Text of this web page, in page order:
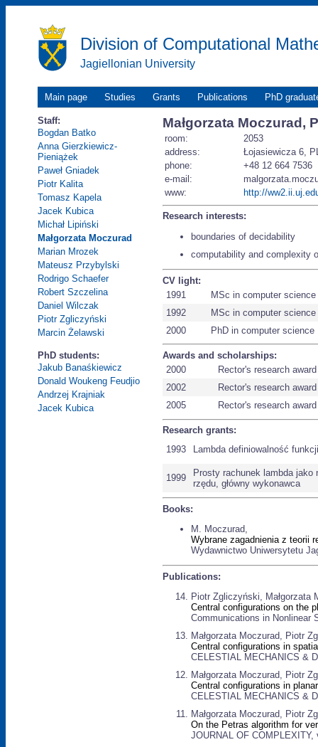
Division of Computational
Jagiellonian University
Main page Studies Grants Publications PhD
Staff:
Bogdan Batko
Anna Gierzkiewicz-
Pieniążek
Paweł Gniadek
Piotr Kalita
Tomasz Kapela
Jacek Kubica
Michał Lipiński
Małgorzata Moczurad
Marian Mrozek
Mateusz Przybylski
Rodrigo Schaefer
Robert Szczelina
Daniel Wilczak
Piotr Zgliczyński
Marcin Żelawski
PhD students:
Jakub Banaśkiewicz
Donald Woukeng Feudjio
Andrzej Krajniak
Jacek Kubica
Małgorzata Moczurad,
room:
2053
address:
Łojasiewicza 6,
phone:
+48 12 664 7536
e-mail:
www:
http://
Research interests:
boundaries of decidability
computability and complexity
CV light:
1991
MSc in computer science
1992
MSc in computer science
2000
PhD in computer science
Awards and scholarships:
2000
Rector's research award
2002
Rector's research award
2005
Rector's research award
Research grants:
1993
Lambda definiowalność
1999
Prosty rachunek lambda jako
rzędu, główny wykonawca
Books:
M. Moczurad,
Wybrane zagadnienia z teorii
Wydawnictwo Uniwersytetu
Publications:
Piotr Zgliczyński, Małgorzata
Central configurations on the
Communications in Nonlinear
Małgorzata Moczurad, Piotr
Central configurations in
CELESTIAL MECHANICS &
Małgorzata Moczurad, Piotr
Central configurations in
CELESTIAL MECHANICS &
Małgorzata Moczurad, Piotr
On the Petras algorithm for
JOURNAL OF COMPLEXITY,